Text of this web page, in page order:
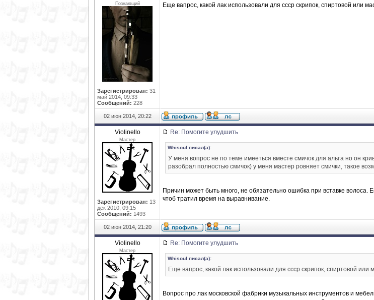
Познающий
Зарегистрирован: 31
май 2014, 09:33
Сообщений: 228
Еще вапрос, какой лак использовали для ссср скрипок, спиртовой или
02 июн 2014, 20:22
Violinello
Мастер
Зарегистрирован: 13
дек 2010, 09:15
Сообщений: 1493
Re: Помогите улудшить
Whisoul писал(а):
У меня вопрос не по теме имееться вместе смичок для альта но он
разобрал полностью смичок) у меня мастер ровняет смички, такое
Причин может быть много, не обязательно ошибка при вставке волоса.
чтоб тратил время на выравнивание.
02 июн 2014, 21:20
Violinello
Мастер
Re: Помогите улудшить
Whisoul писал(а):
Еще вапрос, какой лак использовали для ссср скрипок, спиртовой или
Вопрос про лак московской фабрики музыкальных инструментов и